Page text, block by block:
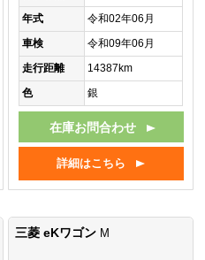
年式
令和02年06月
車検
令和09年06月
走行距離
14387km
色
銀
在庫お問合わせ
詳細はこちら
三菱 eKワゴン M